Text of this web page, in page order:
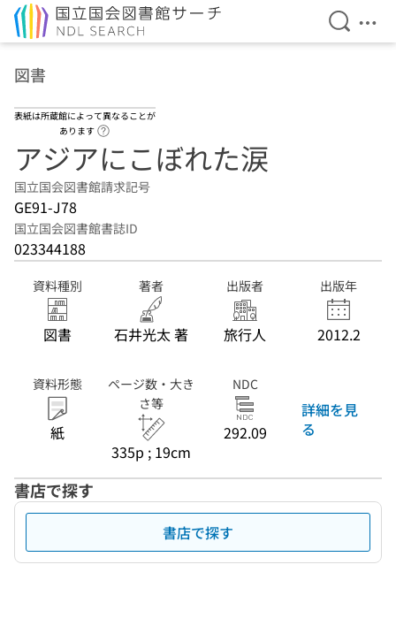
検索を
メ
図書
表紙は所蔵館によって異なることが
あります
アジアにこぼれた涙
国立国会図書館請求記号
GE91-J78
国立国会図書館書誌ID
023344188
資料種別
図書
著者
石井光太 著
出版者
旅行人
出版年
2012.2
資料形態
紙
ページ数・大き
さ等
335p ; 19cm
NDC
292.09
詳細を見
る
書店で探す
書店で探す